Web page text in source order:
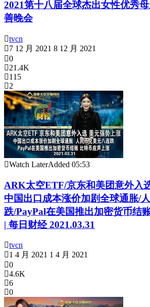
2021第十八届全球杰出女性优秀
善晚会
tvcn
7 12 月 2021 8 12 月 2021
0
21.4K
115
2
Watch LaterAdded 05:53
ARK太空ETF/京东和美团意外入
中国出口成本涨价加剧全球通胀/
跌/PayPal在美国推出加密货币结
| 每日财经 2021.03.31
tvcn
1 4 月 2021 1 4 月 2021
0
4.6K
6
0